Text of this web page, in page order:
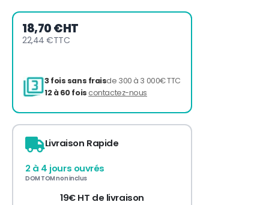
18,70 €HT
22,44 €TTC
12 à 60 foiscontactez-nous
Livraison Rapide
2 à 4 jours ouvrés
DOM TOM non inclus
19€ HT de livraison